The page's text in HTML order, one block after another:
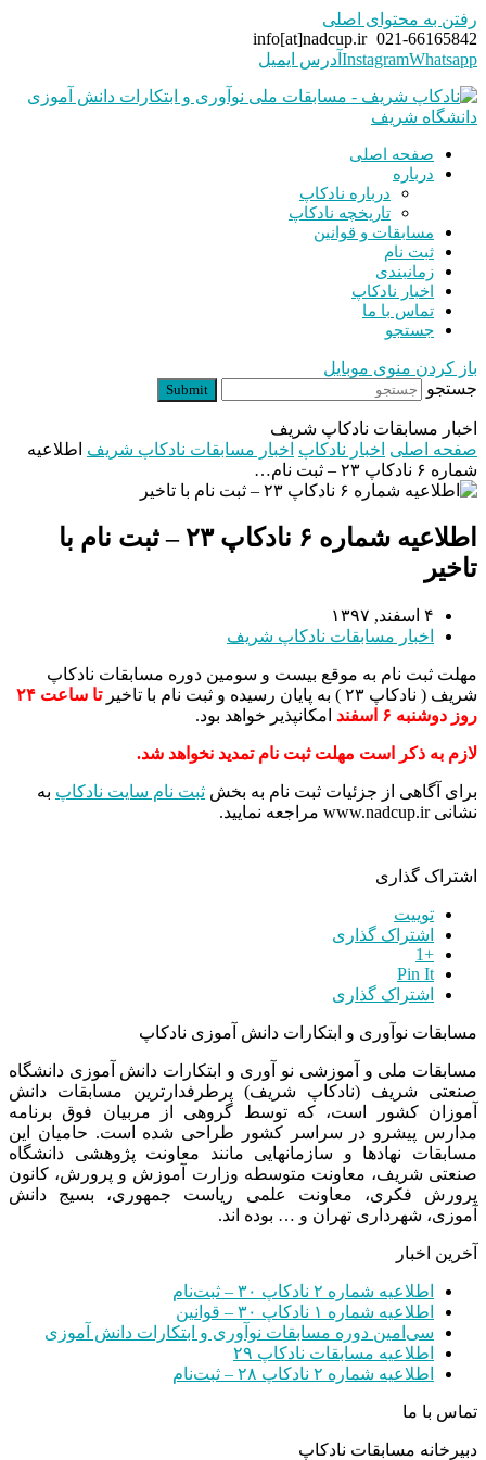
رفتن به محتوای اصلی
021-66165842
info[at]nadcup.ir
InstagramWhatsapp آدرس ایمیل
صفحه اصلی
درباره
درباره نادکاپ
تاریخچه نادکاپ
مسابقات و قوانین
ثبت نام
زمانبندی
اخبار نادکاپ
تماس با ما
جستجو
باز کردن منوی موبایل
جستجو
Submit
اخبار مسابقات نادکاپ شریف
صفحه اصلی اخبار نادکاپ اخبار مسابقات نادکاپ شریف اطلاعیه
شماره ۶ نادکاپ ۲۳ – ثبت نام…
اطلاعیه شماره ۶ نادکاپ ۲۳ – ثبت نام با
تاخیر
۴ اسفند, ۱۳۹۷
اخبار مسابقات نادکاپ شریف
مهلت ثبت نام به موقع بیست و سومین دوره مسابقات نادکاپ
شریف ( نادکاپ ۲۳ ) به پایان رسیده و ثبت نام با تاخیر
تا ساعت ۲۴
روز دوشنبه ۶ اسفند
امکانپذیر خواهد بود.
لازم به ذکر است مهلت ثبت نام تمدید نخواهد شد.
برای آگاهی از جزئیات ثبت نام به بخش ثبت نام سایت نادکاپ به
نشانی www.nadcup.ir مراجعه نمایید.
اشتراک گذاری
توییت
اشتراک گذاری
+1
Pin It
اشتراک گذاری
مسابقات نوآوری و ابتکارات دانش آموزی نادکاپ
مسابقات ملی و آموزشی نو آوری و ابتکارات دانش آموزی دانشگاه
صنعتی شریف (نادکاپ شریف) پرطرفدارترین مسابقات دانش
آموزان کشور است، که توسط گروهی از مربیان فوق برنامه
مدارس پیشرو در سراسر کشور طراحی شده است. حامیان این
مسابقات نهادها و سازمانهایی مانند معاونت پژوهشی دانشگاه
صنعتی شریف، معاونت متوسطه وزارت آموزش و پرورش، کانون
پرورش فکری، معاونت علمی ریاست جمهوری، بسیج دانش
آموزی، شهرداری تهران و … بوده اند.
آخرین اخبار
اطلاعیه شماره ۲ نادکاپ ۳۰ – ثبت‌نام
اطلاعیه شماره ۱ نادکاپ ۳۰ – قوانین
سی‌امین دوره مسابقات نوآوری و ابتکارات دانش آموزی
اطلاعیه مسابقات نادکاپ ۲۹
اطلاعیه شماره ۲ نادکاپ ۲۸ – ثبت‌نام
تماس با ما
دبیرخانه مسابقات نادکاپ